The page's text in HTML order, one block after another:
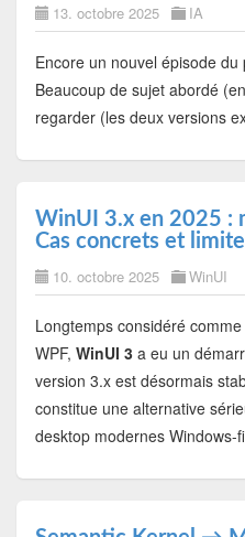
13. octobre 2025 IA
Encore un nouvel épisode
Beaucoup de sujet abordé
regarder (les deux versions
WinUI 3.x en 2025 :
Cas concrets et
10. octobre 2025 WinUI
Longtemps considéré
WPF, WinUI 3a eu un
version 3.x est désormais
constitue une alternative
desktop modernes Windows-